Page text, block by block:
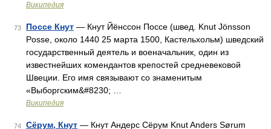
Википедия
73 Поссе Кнут — Кнут Йёнссон Поссе (швед. Knut Jönsson
Posse, около 1440 25 марта 1500, Кастельхольм) шведский
государственный деятель и военачальник, один из
известнейших комендантов крепостей средневековой
Швеции. Его имя связывают со знаменитым
«Выборгским&#8230; …
Википедия
74 Сёрум, Кнут — Кнут Андерс Сёрум Knut Anders Sørum